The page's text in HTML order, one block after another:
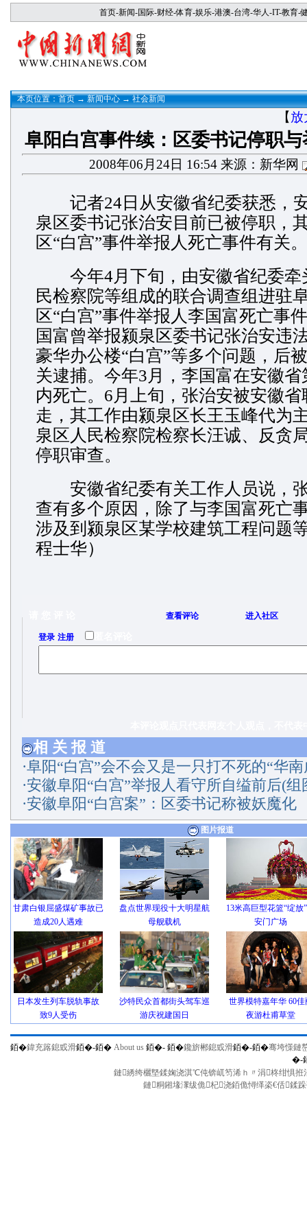
首页-新闻-国际-财经-体育-娱乐-港澳-台湾-华人-IT-教育-
本页位置： 首页 → 新闻中心 → 社会新闻
【放
阜阳白宫事件续：区委书记停职
2008年06月24日 16:54 来源：新华网
记者24日从安徽省纪委获悉，
泉区委书记张治安目前已被停职，
区“白宫”事件举报人死亡事件有关。
今年4月下旬，由安徽省纪委牵
民检察院等组成的联合调查组进驻
区“白宫”事件举报人李国富死亡事
国富曾举报颍泉区委书记张治安违
豪华办公楼“白宫”等多个问题，后
关逮捕。今年3月，李国富在安徽
内死亡。6月上旬，张治安被安徽
走，其工作由颍泉区长王玉峰代为
泉区人民检察院检察长汪诚、反贪
停职审查。
安徽省纪委有关工作人员说，
查有多个原因，除了与李国富死亡
涉及到颍泉区某学校建筑工程问题
程士华）
查看评论 进入社区
登录/ 注册 匿名评论
相 关 报 道
·阜阳“白宫”会不会又是一只打不死的“华南
·安徽阜阳“白宫”举报人看守所自缢前后(组
·安徽阜阳“白宫案”：区委书记称被妖魔化
图片报道
甘肃白银屈盛煤矿事故已
造成20人遇难
盘点世界现役十大明星航
母舰载机
13米高巨型花篮“绽放
安门广场
日本发生列车脱轨事故
致9人受伤
沙特民众首都街头驾车巡
游庆祝建国日
世界模特嘉年华 60佳
夜游杜甫草堂
銆�鍏充簬鎴戜滑銆�-銆� About us 銆�- 銆�鑱旂郴鎴戜滑銆�-銆�骞垮憡鏈
�-
鏈綉绔欐墍鍒婅浇淇℃伅锛屼笉浠ｈ〃涓柊绀惧
鏈粡鎺堟潈绂佹杞浇銆佹憳缂栥€佸鍒